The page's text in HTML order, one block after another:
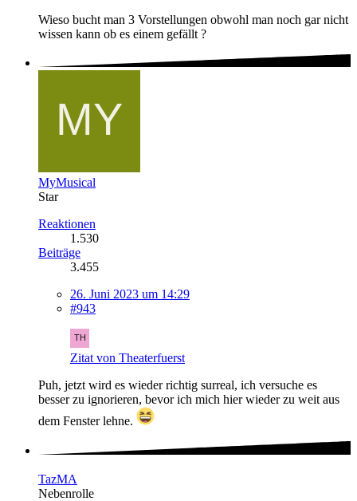
Wieso bucht man 3 Vorstellungen obwohl man noch gar nicht
wissen kann ob es einem gefällt ?
MyMusical
Star
Reaktionen
1.530
Beiträge
3.455
26. Juni 2023 um 14:29
#943
Zitat von Theaterfuerst
Puh, jetzt wird es wieder richtig surreal, ich versuche es
besser zu ignorieren, bevor ich mich hier wieder zu weit aus
dem Fenster lehne.
TazMA
Nebenrolle